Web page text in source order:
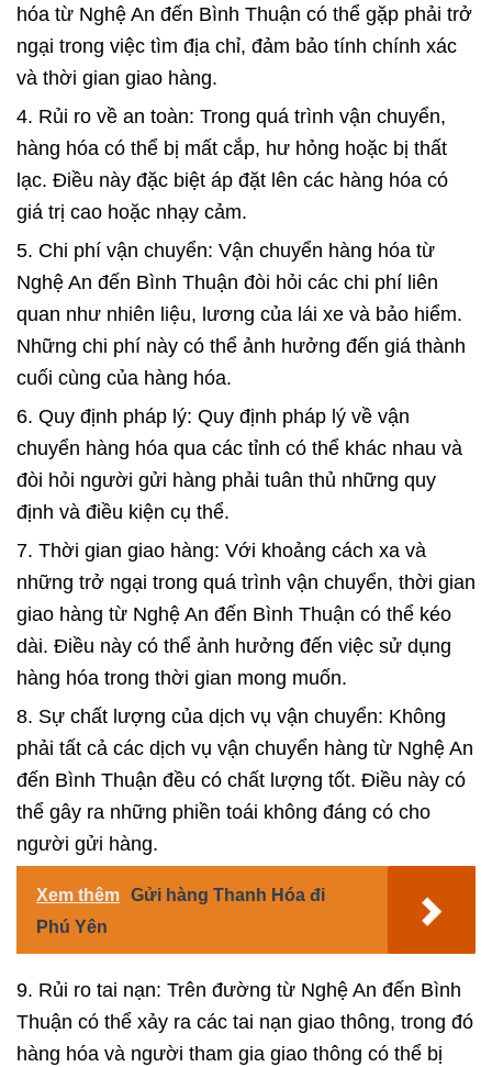
hóa từ Nghệ An đến Bình Thuận có thể gặp phải trở
ngại trong việc tìm địa chỉ, đảm bảo tính chính xác
và thời gian giao hàng.
4. Rủi ro về an toàn: Trong quá trình vận chuyển,
hàng hóa có thể bị mất cắp, hư hỏng hoặc bị thất
lạc. Điều này đặc biệt áp đặt lên các hàng hóa có
giá trị cao hoặc nhạy cảm.
5. Chi phí vận chuyển: Vận chuyển hàng hóa từ
Nghệ An đến Bình Thuận đòi hỏi các chi phí liên
quan như nhiên liệu, lương của lái xe và bảo hiểm.
Những chi phí này có thể ảnh hưởng đến giá thành
cuối cùng của hàng hóa.
6. Quy định pháp lý: Quy định pháp lý về vận
chuyển hàng hóa qua các tỉnh có thể khác nhau và
đòi hỏi người gửi hàng phải tuân thủ những quy
định và điều kiện cụ thể.
7. Thời gian giao hàng: Với khoảng cách xa và
những trở ngại trong quá trình vận chuyển, thời gian
giao hàng từ Nghệ An đến Bình Thuận có thể kéo
dài. Điều này có thể ảnh hưởng đến việc sử dụng
hàng hóa trong thời gian mong muốn.
8. Sự chất lượng của dịch vụ vận chuyển: Không
phải tất cả các dịch vụ vận chuyển hàng từ Nghệ An
đến Bình Thuận đều có chất lượng tốt. Điều này có
thể gây ra những phiền toái không đáng có cho
người gửi hàng.
Xem thêm Gửi hàng Thanh Hóa đi
Phú Yên
9. Rủi ro tai nạn: Trên đường từ Nghệ An đến Bình
Thuận có thể xảy ra các tai nạn giao thông, trong đó
hàng hóa và người tham gia giao thông có thể bị